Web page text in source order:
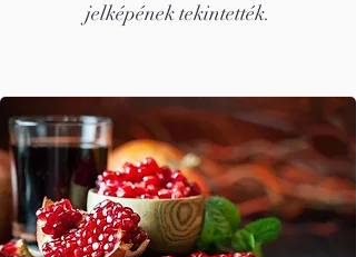
jelképének tekintették.